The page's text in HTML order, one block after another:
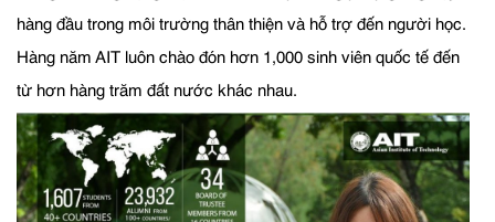
hàng đầu trong môi trường thân thiện và hỗ trợ đến người học.
Hàng năm AIT luôn chào đón hơn 1,000 sinh viên quốc tế đến
từ hơn hàng trăm đất nước khác nhau.